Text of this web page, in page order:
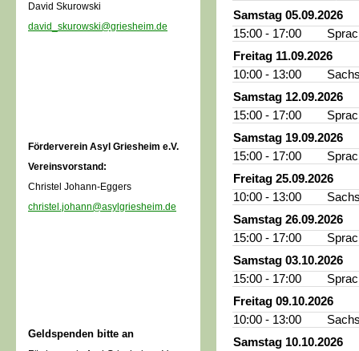
David Skurowski
david_skurowski@griesheim.de
Förderverein Asyl Griesheim e.V.
Vereinsvorstand:
Christel Johann-Eggers
christel.johann@asylgriesheim.de
Geldspenden bitte an
Samstag 05.09.2026
15:00 - 17:00
Freitag 11.09.2026
10:00 - 13:00
Samstag 12.09.2026
15:00 - 17:00
Samstag 19.09.2026
15:00 - 17:00
Freitag 25.09.2026
10:00 - 13:00
Samstag 26.09.2026
15:00 - 17:00
Samstag 03.10.2026
15:00 - 17:00
Freitag 09.10.2026
10:00 - 13:00
Samstag 10.10.2026